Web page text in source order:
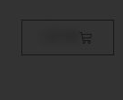
Cart